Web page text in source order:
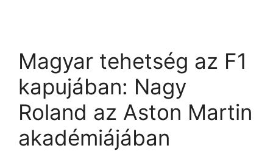
Magyar tehetség az F1
kapujában: Nagy
Roland az Aston Martin
akadémiájában